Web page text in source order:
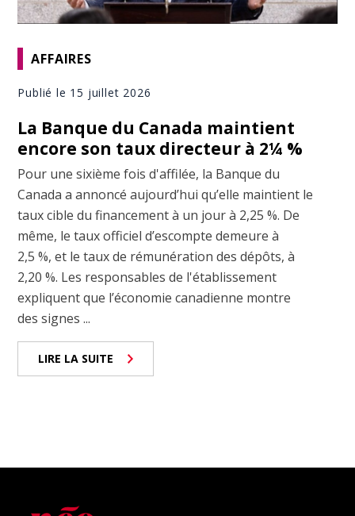
AFFAIRES
Publié le 15 juillet 2026
La Banque du Canada maintient
encore son taux directeur à 2¼ %
Pour une sixième fois d'affilée, la Banque du
Canada a annoncé aujourd’hui qu’elle maintient le
taux cible du financement à un jour à 2,25 %. De
même, le taux officiel d’escompte demeure à
2,5 %, et le taux de rémunération des dépôts, à
2,20 %. Les responsables de l'établissement
expliquent que l’économie canadienne montre
des signes ...
LIRE LA SUITE